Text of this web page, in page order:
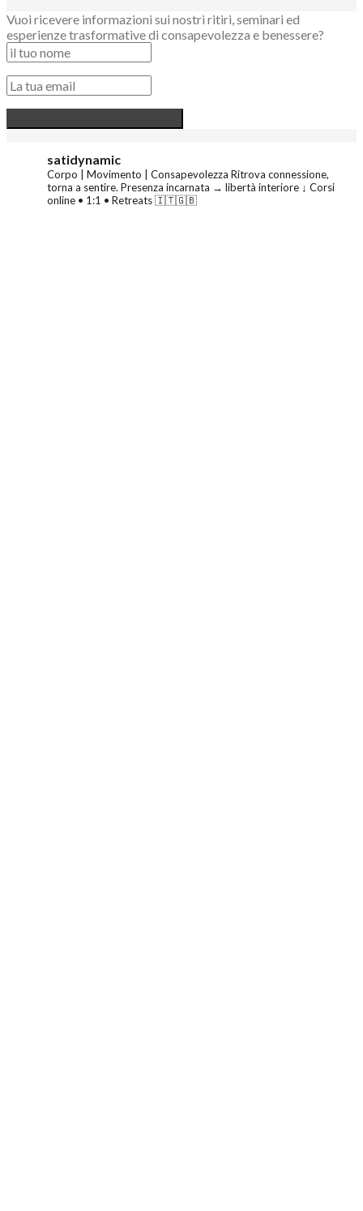
Vuoi ricevere informazioni sui nostri ritiri, seminari ed
esperienze trasformative di consapevolezza e benessere?
satidynamic
Corpo | Movimento | Consapevolezza Ritrova connessione,
torna a sentire. Presenza incarnata → libertà interiore ↓ Corsi
online • 1:1 • Retreats 🇮🇹🇬🇧